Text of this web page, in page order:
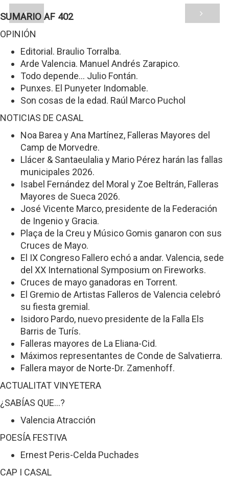
SUMARIO AF 402
OPINIÓN
Editorial. Braulio Torralba.
Arde Valencia. Manuel Andrés Zarapico.
Todo depende... Julio Fontán.
Punxes. El Punyeter Indomable.
Son cosas de la edad. Raúl Marco Puchol
NOTICIAS DE CASAL
Noa Barea y Ana Martínez, Falleras Mayores del
Camp de Morvedre.
Llácer & Santaeulalia y Mario Pérez harán las fallas
municipales 2026.
Isabel Fernández del Moral y Zoe Beltrán, Falleras
Mayores de Sueca 2026.
José Vicente Marco, presidente de la Federación
de Ingenio y Gracia.
Plaça de la Creu y Músico Gomis ganaron con sus
Cruces de Mayo.
El IX Congreso Fallero echó a andar. Valencia, sede
del XX International Symposium on Fireworks.
Cruces de mayo ganadoras en Torrent.
El Gremio de Artistas Falleros de Valencia celebró
su fiesta gremial.
Isidoro Pardo, nuevo presidente de la Falla Els
Barris de Turís.
Falleras mayores de La Eliana-Cid.
Máximos representantes de Conde de Salvatierra.
Fallera mayor de Norte-Dr. Zamenhoff.
ACTUALITAT VINYETERA
¿SABÍAS QUE...?
Valencia Atracción
POESÍA FESTIVA
Ernest Peris-Celda Puchades
CAP I CASAL